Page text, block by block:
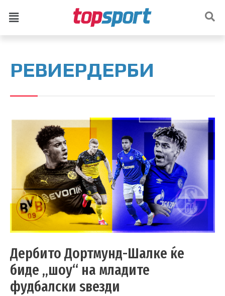
РЕВИЕРДЕРБИ
Дербито Дортмунд-Шалке ќе
биде „шоу“ на младите
фудбалски ѕвезди